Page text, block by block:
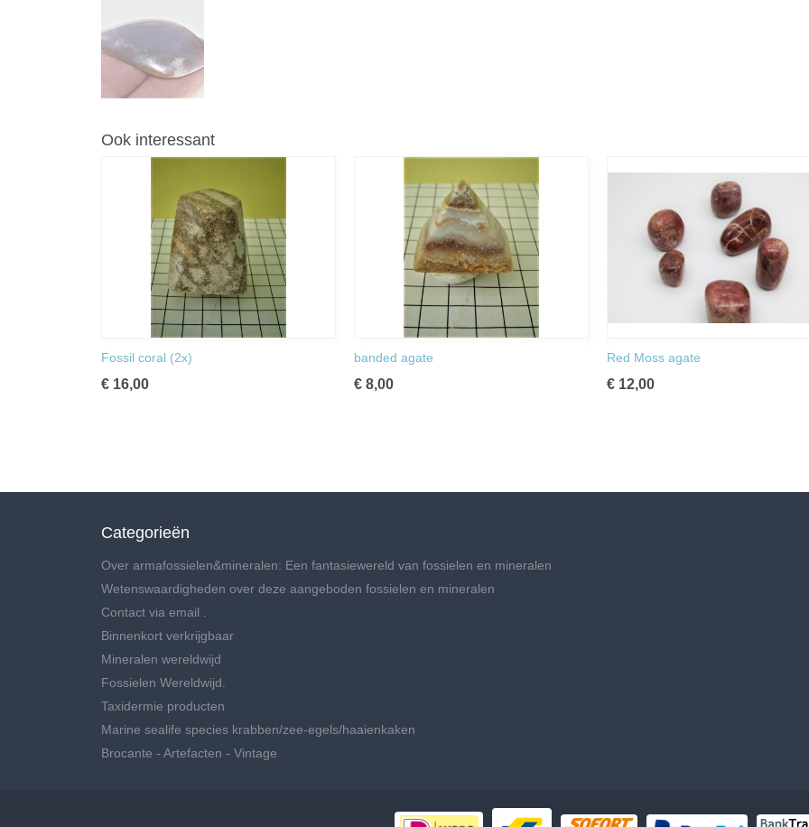
Ook interessant
Fossil coral (2x)
€ 16,00
banded agate
€ 8,00
Red Moss agate
€ 12,00
Categorieën
Over armafossielen&mineralen: Een fantasiewereld van fossielen en mineralen
Wetenswaardigheden over deze aangeboden fossielen en mineralen
Contact via email .
Binnenkort verkrijgbaar
Mineralen wereldwijd
Fossielen Wereldwijd.
Taxidermie producten
Marine sealife species krabben/zee-egels/haaienkaken
Brocante - Artefacten - Vintage